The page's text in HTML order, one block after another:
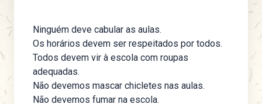
Ninguém deve cabular as aulas.
Os horários devem ser respeitados por todos.
Todos devem vir à escola com roupas
adequadas.
Não devemos mascar chicletes nas aulas.
Não devemos fumar na escola.